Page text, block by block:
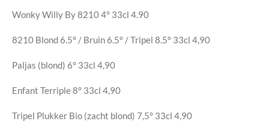
Wonky Willy By 82104° 33cl 4.90
8210 Blond 6.5° / Bruin 6.5° / Tripel 8.5° 33cl 4,90
Paljas (blond) 6° 33cl 4,90
Enfant Terriple8° 33cl 4,90
Tripel Plukker Bio (zacht blond) 7,5° 33cl 4,90